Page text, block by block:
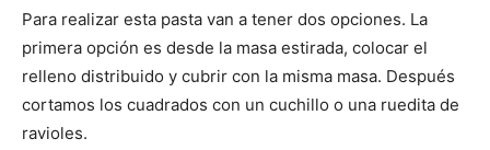
Para realizar esta pasta van a tener dos opciones. La
primera opción es desde la masa estirada, colocar el
relleno distribuido y cubrir con la misma masa. Después
cortamos los cuadrados con un cuchillo o una ruedita de
ravioles.